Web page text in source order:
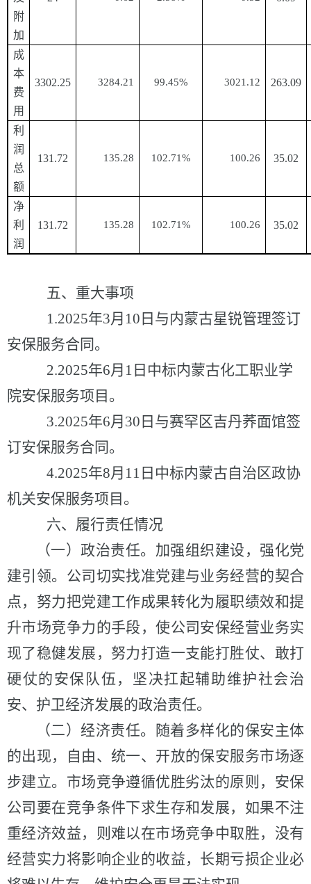
附
加
成
本
费
用
3302.25 3284.21 99.45% 3021.12 263.09
利
润
总
额
131.72 135.28 102.71% 100.26 35.02
净
利
润
131.72 135.28 102.71% 100.26 35.02
五、重大事项
1.2025年3月10日与内蒙古星锐管理签订
安保服务合同。
2.2025年6月1日中标内蒙古化工职业学
院安保服务项目。
3.2025年6月30日与赛罕区吉丹荞面馆签
订安保服务合同。
4.2025年8月11日中标内蒙古自治区政协
机关安保服务项目。
六、履行责任情况
（一）政治责任。 加强组织建设，强化党
建引领。公司切实找准党建与业务经营的契合
点，努力把党建工作成果转化为履职绩效和提
升市场竞争力的手段，使公司安保经营业务实
现了稳健发展，努力打造一支能打胜仗、敢打
硬仗的安保队伍，坚决扛起辅助维护社会治
安、护卫经济发展的政治责任。
（二）经济责任。
随着多样化的保安主体
的出现，自由、统一、开放的保安服务市场逐
步建立。市场竞争遵循优胜劣汰的原则，安保
公司要在竞争条件下求生存和发展，如果不注
重经济效益，则难以在市场竞争中取胜，没有
经营实力将影响企业的收益，长期亏损企业必